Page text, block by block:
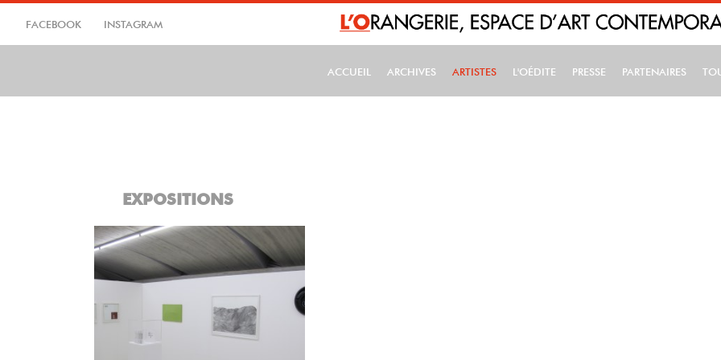
FACEBOOK INSTAGRAM
MAIN NAVIGATION
ACCUEIL ARCHIVES ARTISTES L'OÉDITE PRESSE PARTENAIRES
EXPOSITIONS